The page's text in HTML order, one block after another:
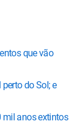
que vão
do Sol; e
mil anos extintos